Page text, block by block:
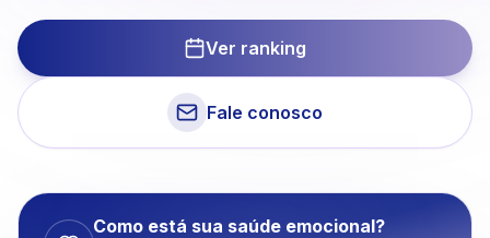
Ver ranking
Fale conosco
Como está sua saúde emocional?